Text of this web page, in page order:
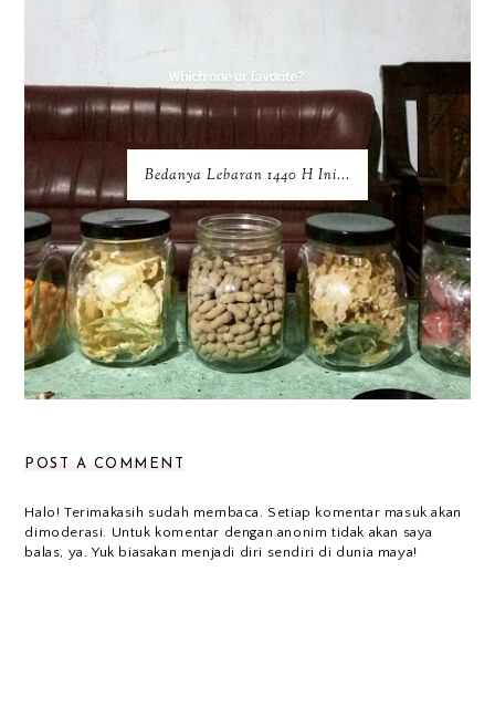
Bedanya Lebaran 1440 H Ini...
POST A COMMENT
Halo! Terimakasih sudah membaca. Setiap komentar masuk akan
dimoderasi. Untuk komentar dengan anonim tidak akan saya
balas, ya. Yuk biasakan menjadi diri sendiri di dunia maya!